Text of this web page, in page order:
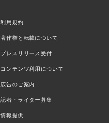
利用規約
著作権と転載について
プレスリリース受付
コンテンツ利用について
広告のご案内
記者・ライター募集
情報提供